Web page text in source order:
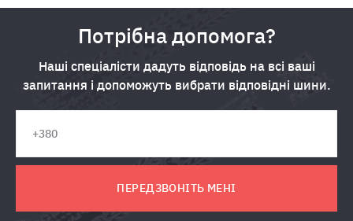
Потрібна допомога?
Наші спеціалісти дадуть відповідь на всі ваші
запитання і допоможуть вибрати відповідні шини.
ПЕРЕДЗВОНІТЬ МЕНІ